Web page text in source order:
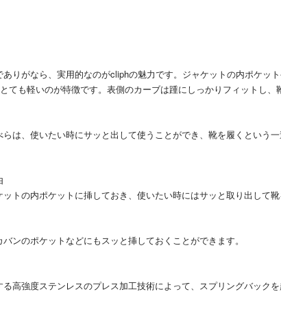
りがなら、実用的なのがcliphの魅力です。ジャケットの内ポケッ
ても軽いのが特徴です。表側のカーブは踵にしっかりフィットし、
は、使いたい時にサッと出して使うことができ、靴を履くという
トの内ポケットに挿しておき、使いたい時にはサッと取り出して靴
ンのポケットなどにもスッと挿しておくことができます。
高強度ステンレスのプレス加工技術によって、スプリングバック